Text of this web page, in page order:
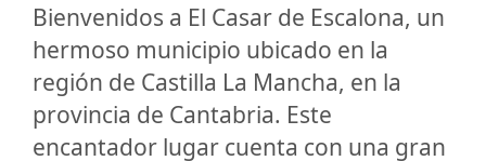
Bienvenidos a El Casar de Escalona, un
hermoso municipio ubicado en la
región de Castilla La Mancha, en la
provincia de Cantabria. Este
encantador lugar cuenta con una gran